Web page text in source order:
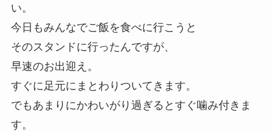
い。
今日もみんなでご飯を食べに行こうと
そのスタンドに行ったんですが、
早速のお出迎え。
すぐに足元にまとわりついてきます。
でもあまりにかわいがり過ぎるとすぐ噛み付きま
す。